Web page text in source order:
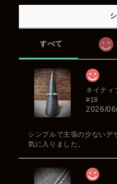
すべて
ネイティ
#18
2026/
シンプルで主張の少ないデ
気に入りました。